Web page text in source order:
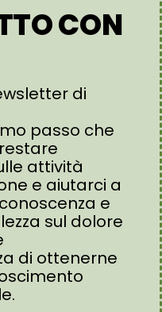
questo
dimostrare come
5×1000 a
è semplice:
dei redditi
Redditi PF).
alla scelta del
di Nevra
dedicata agli
associazioni non
CON
di
passo che
attività
e aiutarci a
e
sul dolore
di ottenerne